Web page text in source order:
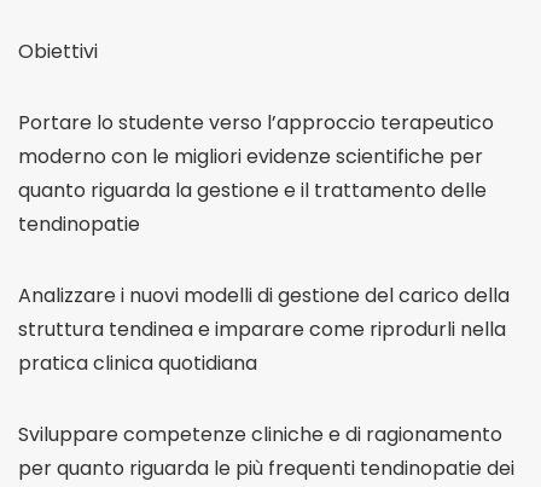
Obiettivi
Portare lo studente verso l’approccio terapeutico
moderno con le migliori evidenze scientifiche per
quanto riguarda la gestione e il trattamento delle
tendinopatie
Analizzare i nuovi modelli di gestione del carico della
struttura tendinea e imparare come riprodurli nella
pratica clinica quotidiana
Sviluppare competenze cliniche e di ragionamento
per quanto riguarda le più frequenti tendinopatie dei